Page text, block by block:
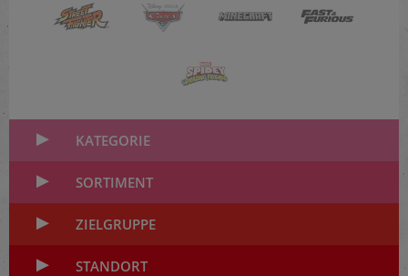
KATEGORIE
SORTIMENT
ZIELGRUPPE
STANDORT